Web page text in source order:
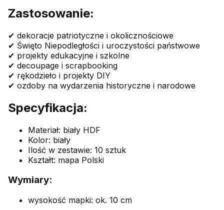
Zastosowanie:
✔ dekoracje patriotyczne i okolicznościowe
✔ Święto Niepodległości i uroczystości państwowe
✔ projekty edukacyjne i szkolne
✔ decoupage i scrapbooking
✔ rękodzieło i projekty DIY
✔ ozdoby na wydarzenia historyczne i narodowe
Specyfikacja:
Materiał: biały HDF
Kolor: biały
Ilość w zestawie: 10 sztuk
Kształt: mapa Polski
Wymiary:
wysokość mapki: ok. 10 cm